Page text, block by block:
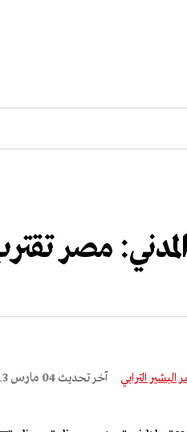
المدني: مصر
البشير الترابي آخر تحديث 04 مارس 2013